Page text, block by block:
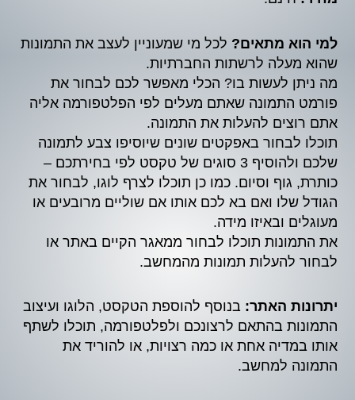
למי הוא מתאים? לכל מי שמעוניין לעצב את התמונות
שהוא מעלה לרשתות החברתיות.
מה ניתן לעשות בו? הכלי מאפשר לכם לבחור את
פורמט התמונה שאתם מעלים לפי הפלטפורמה אליה
אתם רוצים להעלות את התמונה.
תוכלו לבחור באפקטים שונים שיוסיפו צבע לתמונה
שלכם ולהוסיף 3 סוגים של טקסט לפי בחירתכם –
כותרת, גוף וסיום. כמו כן תוכלו לצרף לוגו, לבחור את
הגודל שלו ואם בא לכם אותו אם שוליים מרובעים או
מעוגלים ובאיזו מידה.
את התמונות תוכלו לבחור ממאגר הקיים באתר או
לבחור להעלות תמונות מהמחשב.
יתרונות האתר: בנוסף להוספת הטקסט, הלוגו ועיצוב
התמונות בהתאם לרצונכם ולפלטפורמה, תוכלו לשתף
אותו במדיה אחת או כמה רצויות, או להוריד את
התמונה למחשב.